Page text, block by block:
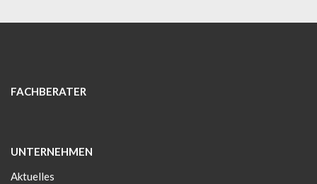
FACHBERATER
UNTERNEHMEN
Aktuelles